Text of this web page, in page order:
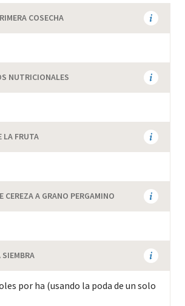
COSECHA
NUTRICIONALES
LA FRUTA
CEREZA A GRANO PERGAMINO
por ha (usando la poda de un solo